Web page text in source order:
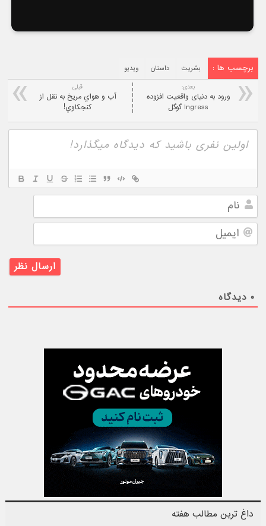
برچسب ها : بشریت داستان ویدیو
قبلی
آب و هواي مريخ به نقل از
کنجکاوي!
بعدی:
ورود به دنیای واقعیت افزوده
Ingress گوگل
نام
ایمیل
۰ دیدگاه
داغ ترین مطالب هفته